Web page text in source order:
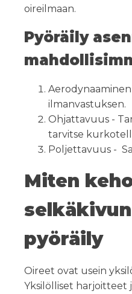
oireilmaan.
Pyöräily
ilmanvastuksen.
Ohjattavuus -
tarvitse
Poljettavuus -
Miten
pyöräily
Oireet ovat usein
Yksilölliset harjoitteet